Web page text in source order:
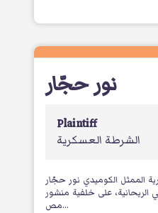
نور حجّار
Plaintiff
الشرطة العسكرية
الممثل الكوميدي نور حجّار
الريحانية، على خلفية منشور
مص...